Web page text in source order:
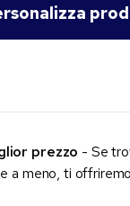
prezzo - Se
a meno, ti